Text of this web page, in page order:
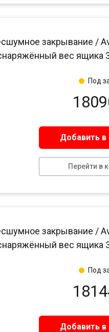
закрывание /
вес ящика
Добавить в
Перейти в
Под
закрывание /
вес ящика
Добавить в
Под